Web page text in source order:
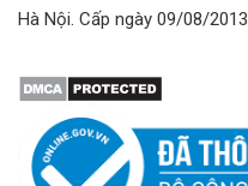
Hà Nội. Cấp ngày 09/08/2013